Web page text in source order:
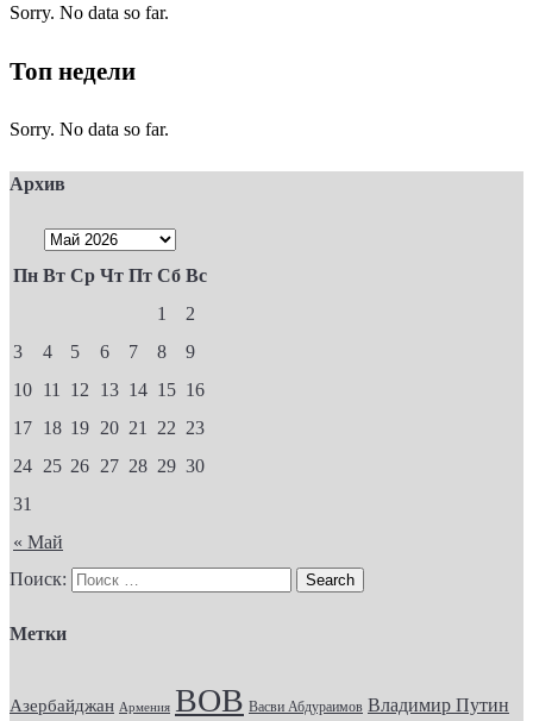
Sorry. No data so far.
Топ недели
Sorry. No data so far.
Архив
Пн Вт Ср Чт Пт Сб Вс
« Май
1
2
3
4 5 6 7 8
9
10 11 12 13 14 15 16
17 18 19 20 21 22 23
24 25 26 27 28 29 30
31
Поиск:
Метки
Азербайджан Армения ВОВ Васви Абдураимов Владимир Путин